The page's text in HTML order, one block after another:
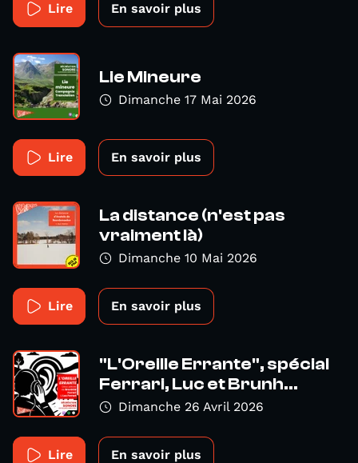
Lire En savoir plus
Lie Mineure
Dimanche 17 Mai 2026
Lire En savoir plus
La distance (n'est pas
vraiment là)
Dimanche 10 Mai 2026
Lire En savoir plus
"L'Oreille Errante", spécial
Ferrari, Luc et Brunh...
Dimanche 26 Avril 2026
Lire En savoir plus